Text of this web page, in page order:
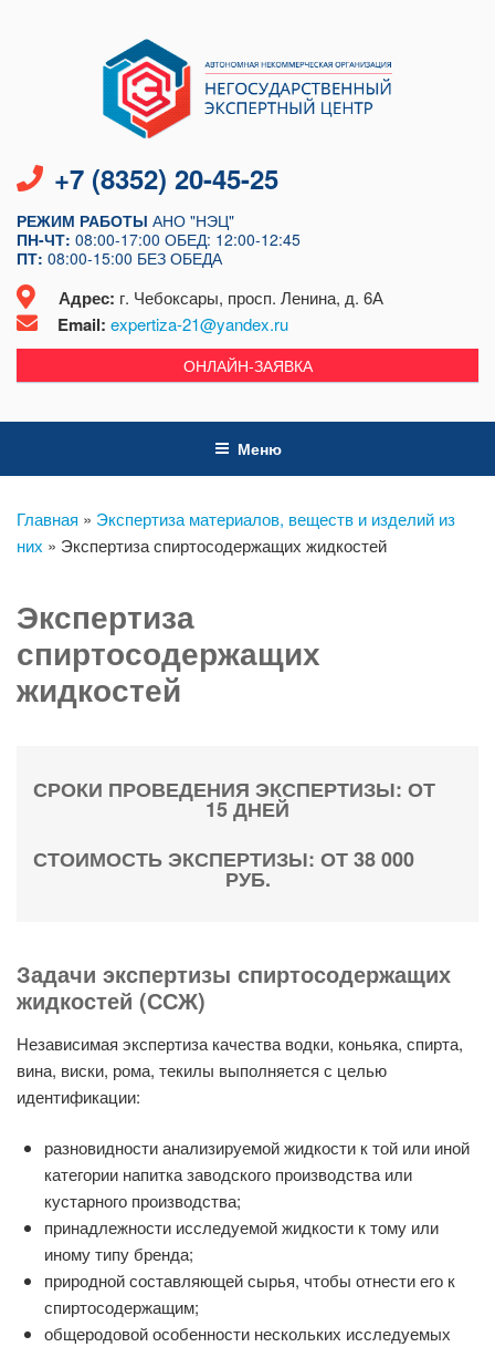
содержимому
+7 (8352) 20-45-25
РЕЖИМ РАБОТЫ АНО "НЭЦ"
ПН-ЧТ: 08:00-17:00 ОБЕД: 12:00-12:45
ПТ: 08:00-15:00 БЕЗ ОБЕДА
Адрес: г. Чебоксары, просп. Ленина, д. 6А
Email: expertiza-21@yandex.ru
ОНЛАЙН-ЗАЯВКА
Меню
Главная » Экспертиза материалов, веществ и изделий из
них » Экспертиза спиртосодержащих жидкостей
Экспертиза
спиртосодержащих
жидкостей
СРОКИ ПРОВЕДЕНИЯ ЭКСПЕРТИЗЫ: ОТ
15 ДНЕЙ
СТОИМОСТЬ ЭКСПЕРТИЗЫ: ОТ 38 000
РУБ.
Задачи экспертизы спиртосодержащих
жидкостей (ССЖ)
Независимая экспертиза качества водки, коньяка, спирта,
вина, виски, рома, текилы выполняется с целью
идентификации:
разновидности анализируемой жидкости к той или иной
категории напитка заводского производства или
кустарного производства;
принадлежности исследуемой жидкости к тому или
иному типу бренда;
природной составляющей сырья, чтобы отнести его к
спиртосодержащим;
общеродовой особенности нескольких исследуемых